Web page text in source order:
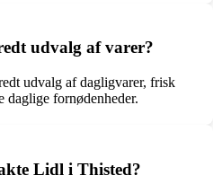
udvalg af varer?
udvalg af dagligvarer, frisk
daglige fornødenheder.
Lidl i Thisted?